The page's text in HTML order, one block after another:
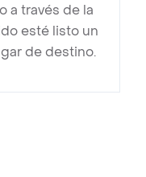
a través de la
esté listo un
de destino.